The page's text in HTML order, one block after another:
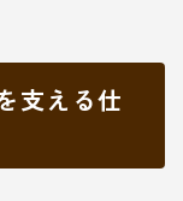
支える仕